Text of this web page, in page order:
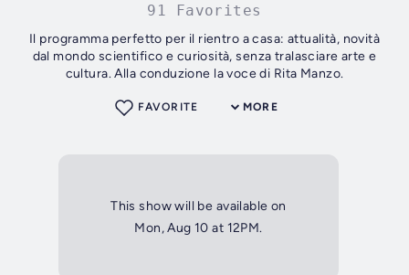
91 Favorites
Il programma perfetto per il rientro a casa: attualità, novità
dal mondo scientifico e curiosità, senza tralasciare arte e
cultura. Alla conduzione la voce di Rita Manzo.
MORE
FAVORITE
This show will be available on
Mon, Aug 10 at 12PM.